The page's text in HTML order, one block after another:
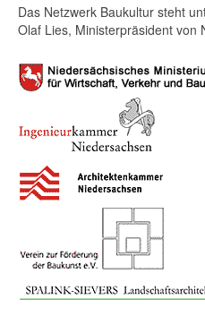
Das Netzwerk Baukultur steht
Olaf Lies, Ministerpräsident von